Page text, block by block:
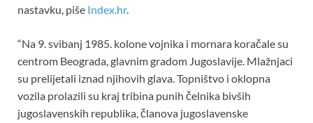
nastavku, piše Index.hr.
“Na 9. svibanj 1985. kolone vojnika i mornara koračale su
centrom Beograda, glavnim gradom Jugoslavije. Mlažnjaci
su prelijetali iznad njihovih glava. Topništvo i oklopna
vozila prolazili su kraj tribina punih čelnika bivših
jugoslavenskih republika, članova jugoslavenske